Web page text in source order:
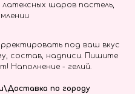
шаров пастель,
под ваш вкус
состав, надписи. Пишите
Наполнение - гелий.
по городу